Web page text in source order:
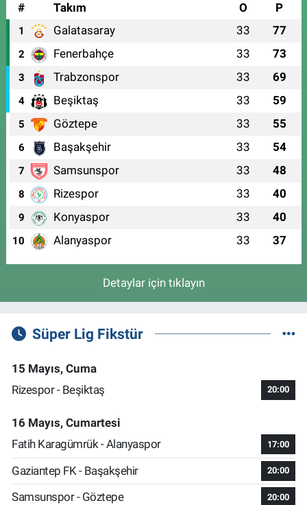
#
Takım O P
1 Galatasaray 33 77
2 Fenerbahçe 33 73
3 Trabzonspor 33 69
4 Beşiktaş 33 59
5 Göztepe 33 55
6 Başakşehir 33 54
7 Samsunspor 33 48
8 Rizespor 33 40
9 Konyaspor 33 40
10 Alanyaspor 33 37
Detaylar için tıklayın
Süper Lig Fikstür
15 Mayıs, Cuma
Rizespor - Beşiktaş
20:00
16 Mayıs, Cumartesi
Fatih Karagümrük - Alanyaspor
17:00
Gaziantep FK - Başakşehir 20:00
Samsunspor - Göztepe 20:00